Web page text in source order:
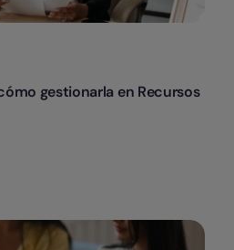
gestionarla en Recursos